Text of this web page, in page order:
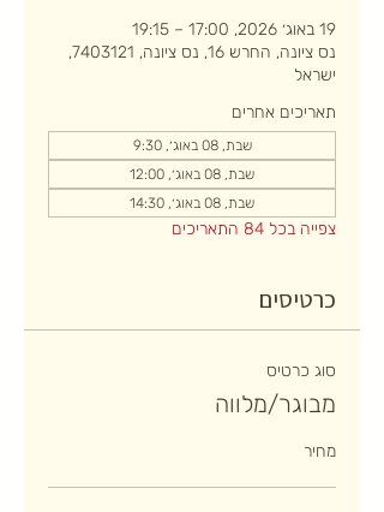
19 באוג׳ 2026, 17:00 – 19:15
נס ציונה, החרש 16, נס ציונה, 7403121,
ישראל
תאריכים אחרים
שבת, 08 באוג׳, 9:30
שבת, 08 באוג׳, 12:00
שבת, 08 באוג׳, 14:30
צפייה בכל 84 התאריכים
כרטיסים
סוג כרטיס
מבוגר/מלווה
מחיר